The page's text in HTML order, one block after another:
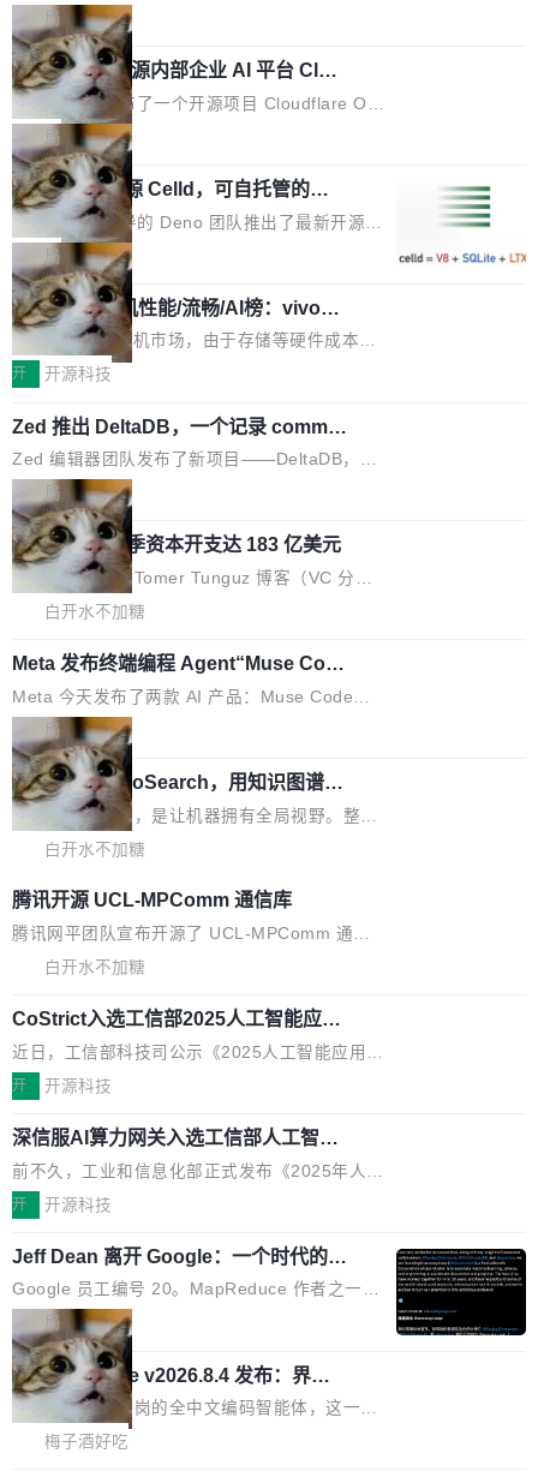
的核心质量命题。会上，《2026智能研发生产力
工具选型手册》发布，Testin云测的Testin XAge
nt智能测试系统入选AI测试领域代表产品。对CI
O而言，这提示了一个转变：AI测试正在从效率
工具升级为企业的质量基础设施。 CIO面对的新
现实 过去两年，CIO们的焦虑清单上多了两项：
一是如何让大模型和智能体应用安全地从PoC走
向生产，二是如何让测试团队跟得上AI应用...
eev 管它叫"软件设计的基石"。 他说的东西不新
鲜——代数数据类型（ADT），尤其是和类型
（sum type）。但他说清楚了一件事：这不是类
型系统的学术体操，是日常编码的思维方式。 文
章从一个简单的例子切入。一个网站的深色主题
设置，如果用布尔值 + 可空字段来表示——bool
ean 表示是否可切换，nullable 的默认模式、浅
色方案、深色方案——会产生大量无意义的组
合。方案缺了、配置冲突了、全 null 了。要知道
哪些组合有效，作者说，你得靠"文档、校验、或
者部落知识"。 换个写法。Rust 的 enum，两个
变体：Switchable...
局
Cloudflare 开源内部企业 AI 平台 Clou
dflare OS
Cloudflare 发布了一个开源项目 Cloudflare O
S。如果你只看官方博客，你会觉得这是又一
个"AI 知识库 + 聊天机器人"——每个大厂都在
做，没什么新鲜的。 但 Kenton Varda 在 Twitte
r 上把事情说清楚了： 今天我们发布了 Cloudfla
re OS，一个带连接器的聊天机器人，跟其他所
有科技公司做的一样。只不过，实际上它不一
样。这是 Sandstorm.io 的重制版，我十年前的
那个创业公司。不同的是，这次它构建在 Cloudf
lare Workers 上——我花了九年时间搭建的平台
——并且深度集成了 AI。这基本上是我十年秘密
计划的顶峰。 十年前，Ken...
局
Deno 团队开源 Celld，可自托管的分
布式 Durable Objects
Ryan Dahl 领导的 Deno 团队推出了最新开源项
目 Celld，一个能在自己机器上运行 Cloudflare
Workers 和 Durable Objects 的守护进程。 设
计思路很直接：每个对象是一个独立的 SQLite
数据库，按名称寻址，复制到你自己的 S3 兼容
存储库里。节点之间只通过这个存储库协调——
个小型数据库，应用天然按分片构建，单个数据
库的竞争和爆炸半径问题在设计层面就被消除
了。 闲置的 cell 会休眠到几乎不占资源。当 cel
l 迁移或唤醒时，新宿主从 S3 恢复 SQLite 数据
库继续执行。存储库是持久化的唯一真相...
局
鲁大师7月新机性能/流畅/AI榜：vivo夺
性能、流畅双第一，三星Galaxy Z系列
新折叠缺席
2026年7月的手机市场，由于存储等硬件成本暴
增，手机厂商的日子也不好过啊，新机速度明显
高价的三星折叠（三星Galaxy Z Fold8 Ultra / Z
Fold8 / Z Flip8）外，其余要么是中低端机器，
例如iQOO Z11i、REDMI Note 17、REDMI No
te 17 Pro、OPPO K15，要么是vivo X300 E这
样的次旗舰。 Galaxy Z Fold8 Ultra / Z Fold8 /
Z Flip8三款折叠屏新机均在7月22日发布，且全
部搭载骁龙8 Elite Gen5 for Galaxy，它们本该
开 开源科技
Zed 推出 DeltaDB，一个记录 commit
之间所有操作的版本控制系统
Zed 编辑器团队发布了新项目——DeltaDB，一
个在 git commit 之间记录每一次编辑操作的版
本控制系统。目前处于 Early Access 阶段。 De
ltaDB 的核心思路直接写在 landing page 最显
眼的位置：「Software is made between com
mits」——软件是在 commit 之间写出来的。git
——打字、删改、试错、agent 对话——都在 co
mmit 之间的空隙里丢失了。 DeltaDB 要做的就
是把这段空隙补上。 回退到任何一次编辑：Delt
aDB 捕获 commit 之间的每一次操作，...
局
SpaceXAI 单季资本开支达 183 亿美元
根据风险投资人Tomer Tunguz 博客（VC 分
析）披露的最新分析与第二季度业绩报告，Spac
元。其中，绝大部分资金被直接用于 AI 领域，
金额高达158.3亿美元，这一单项投入已经逼近
微软同期总资本开支的四成。 与亚马逊、Alpha
bet、微软以及 Meta 等传统科技巨头相比，Spa
ceXAI的资金消耗速度尤为引人瞩目。然而，支
撑庞大支出的资金来源却呈现出截然不同的面
貌。数据显示，微软和 Meta 主要依托充沛的经
别达到155% 和106%;而SpaceXAI的经营现金
流仅能覆盖资本开支的12...
白开水不加糖
Meta 发布终端编程 Agent“Muse Cod
e” 和 Muse Spark 1.2 模型
Meta 今天发布了两款 AI 产品：Muse Code，
一个在终端里运行的编程 agent；Muse Spark
1.2，驱动这个 agent 的新模型。一句话概括：
你可以用 curl -fsSL https://dev.meta.ai/install.
sh | bash 安装一个能在大项目里自动规划、写
代码、验证结果的 AI 终端工具。 据介绍，Muse
已有的终端编程 agent 在设计理念上有几个明显
的差异点。 异步后台 agent：Muse Code 有一
个主 agent 循环，外加一组后台 agent。这些后
局
美团开源 LoHoSearch，用知识图谱校
准 AI 能力认知
机器出题的前提，是让机器拥有全局视野。整个
构建流程可以分为四个环节：建图 → 控制难度
白开水不加糖
腾讯开源 UCL-MPComm 通信库
腾讯网平团队宣布开源了 UCL-MPComm 通信
库，并将作为transport接入Mooncake TENT。
求进行了深度优化，能够实现数据中心内大规模
计算节点间多种内存类型的高性能通信。 UCL-
MPComm将作为一种传输引擎接入Mooncake T
传输性能最高提升5倍。UCL-MPComm底层基
于自研UCL-Engine通信引擎，后续腾讯网平将
持续开源更多基于UCL-Engine的高性能通信组
件。 腾讯网平团队在UCL-MPComm中实现了一
个独立于业务线程的全局通信引擎（Engine），
并实...
白开水不加糖
CoStrict入选工信部2025人工智能应用
典型案例
近日，工信部科技司公示《2025人工智能应用典
型案例入选名单》，深信服“面向企业研发场景的
创新与落地成效成功入选。 全链路私有化部署，
助力企业AI研发安全落地 当前，越来越多企业已
经开始引入 AI Coding 工具，通过调用公有云模
型或企业内部部署模型提升研发效率。但随着 AI
Coding 从个人辅助工具逐步走向团队级、组织
级应用，企业在规模化落地过程中，对安全性、
可控性和代码质量提出了更高要求。 首先是数据
安全与合规要求。对于大多数普通研发场景，公
有云模型能够满足快速试用和效率提升的需求。
但对于金融、能源、医疗等对数据安全要求较...
开 开源科技
深信服AI算力网关入选工信部人工智能
应用典型案例！
前不久，工业和信息化部正式发布《2025年人工
智能应用典型案例名单》，集中展示人工智能在
产品应用、支撑保障、专题等五大方向。深信服
AI算力网关（AI创新平台）成功入选！ 随着各行
各业的Agent走向规模化建设，算力构成形态逐
渐丰富，用户关注的重点也在发生变化：不只是
让AI用起来，还要进一步看清混合算力时代下，
Token花在哪里、算力是否被充分利用，以及持
续增长的AI成本该如何优化。 深信服AI算力网关
开 开源科技
Jeff Dean 离开 Google：一个时代的结
束，一个实验室的开始
Google 员工编号 20。MapReduce 作者之一。
Bigtable 作者之一。TensorFlow 的作者之一。
Gemini 的架构师。Google 首席科学家。 Jeff D
ean 在 Google 工作了 27 年后，宣布离职。 他
不是一个人走。一同离开的还有 Sanjay Ghema
wat（Google 员工编号 23，Jeff Dean 二十多
局
🔥 SolonCode v2026.8.4 发布：界面
字体可调、22 种语言、记忆搜索增强
打开终端就能上岗的全中文编码智能体，这一轮
把「看得清、用母语、记得住」三件事一次补
梅子酒好吃